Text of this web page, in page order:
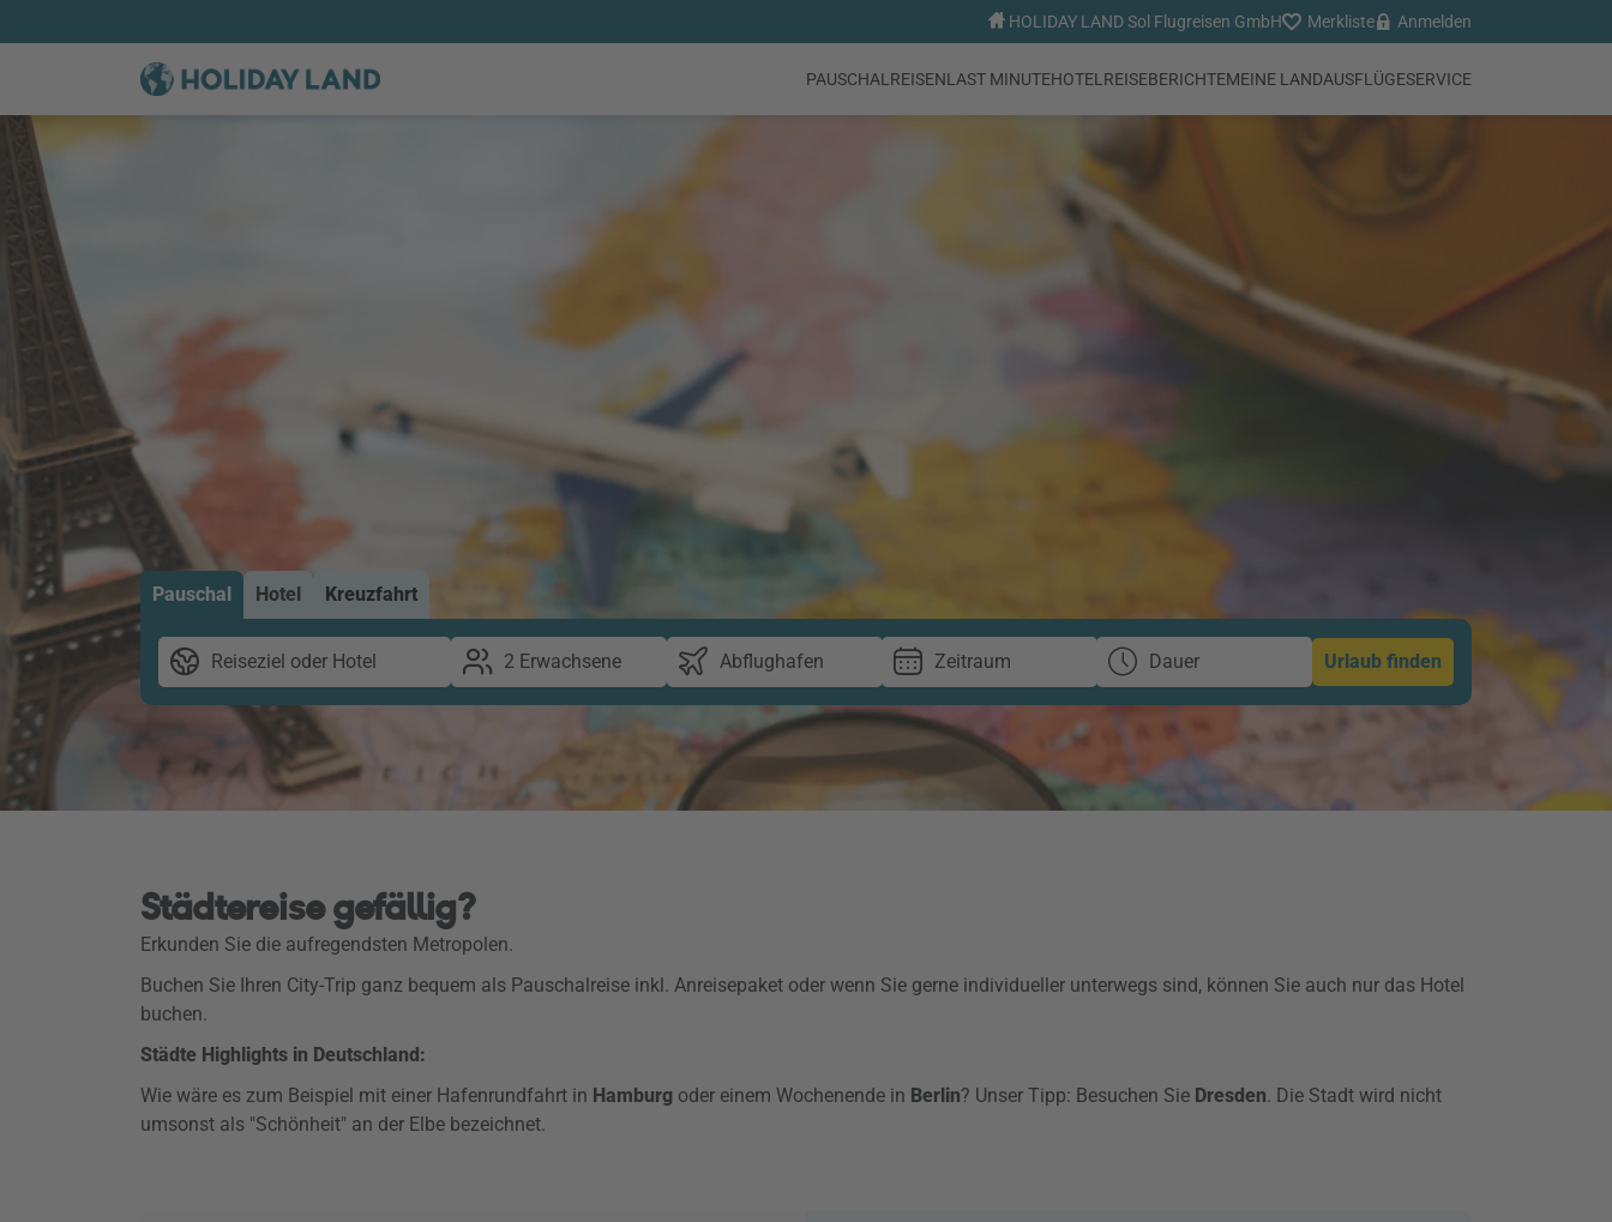
HOLIDAY LAND Sol Flugreisen GmbH Merkliste Anmelden
PAUSCHALREISENLAST MINUTEHOTEL REISEBERICHTEMEINE LANDAUSFLÜGESERVICE
Pauschal Hotel Kreuzfahrt
Reiseziel oder Hotel 2 Erwachsene Abflughafen Zeitraum Dauer Urlaub finden
Städtereise gefällig?
Erkunden Sie die aufregendsten Metropolen.
Buchen Sie Ihren City-Trip ganz bequem als Pauschalreise inkl. Anreisepaket oder wenn Sie gerne individueller unterwegs sind, können Sie auch nur das Hotel
buchen.
Städte Highlights in Deutschland:
Wie wäre es zum Beispiel mit einer Hafenrundfahrt in Hamburg oder einem Wochenende in Berlin? Unser Tipp: Besuchen Sie Dresden. Die Stadt wird nicht
umsonst als "Schönheit" an der Elbe bezeichnet.